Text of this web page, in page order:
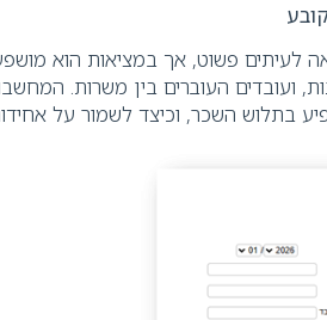
לעיתים פשוט, אך במציאות הוא
ועובדים העוברים בין משרות.
בתלוש השכר, וכיצד לשמור על